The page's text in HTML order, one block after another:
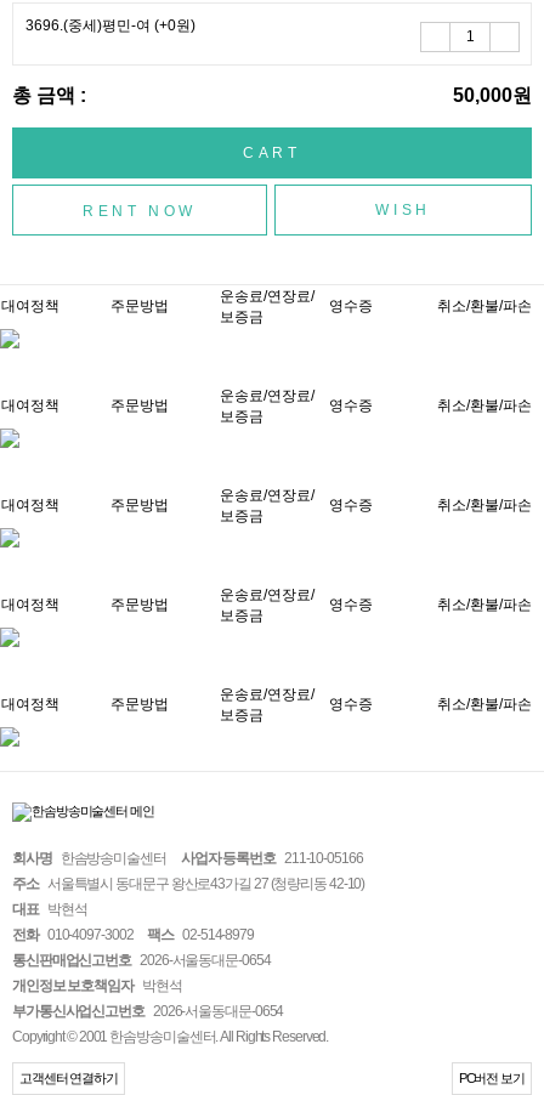
3696.(중세)평민-여 (+0원)
총 금액 : 50,000원
WISH
대여정책 주문방법
운송료/연장료/
보증금
영수증 취소/환불/파손
대여정책 주문방법
운송료/연장료/
보증금
영수증 취소/환불/파손
대여정책 주문방법
운송료/연장료/
보증금
영수증 취소/환불/파손
대여정책 주문방법
운송료/연장료/
보증금
영수증 취소/환불/파손
대여정책 주문방법
운송료/연장료/
보증금
영수증 취소/환불/파손
회사명 한솜방송미술센터 사업자 등록번호 211-10-05166
주소 서울특별시 동대문구 왕산로43가길 27 (청량리동 42-10)
대표 박현석
전화 010-4097-3002 팩스 02-514-8979
통신판매업신고번호 2026-서울동대문-0654
개인정보 보호책임자 박현석
부가통신사업신고번호 2026-서울동대문-0654
Copyright © 2001 한솜방송미술센터. All Rights Reserved.
고객센터 연결하기 PC버전 보기